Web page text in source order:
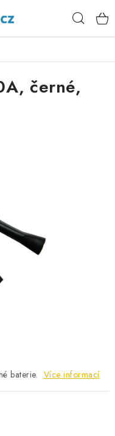
baterie. Více informací
černé,